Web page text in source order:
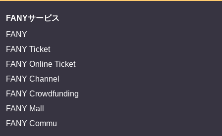
FANYサービス
FANY
FANY Ticket
FANY Online Ticket
FANY Channel
FANY Crowdfunding
FANY Mall
FANY Commu